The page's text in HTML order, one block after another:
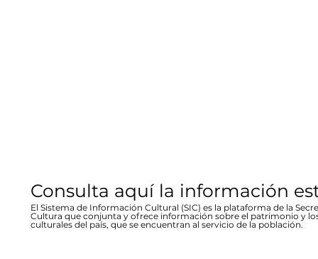
Consulta aquí la información
El Sistema de Información Cultural (SIC) es la plataforma de la
Cultura que conjunta y ofrece información sobre el patrimonio y
culturales del país, que se encuentran al servicio de la población.